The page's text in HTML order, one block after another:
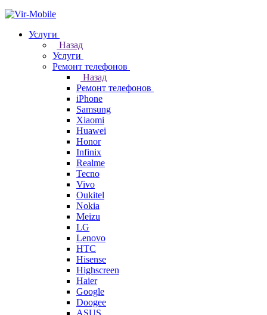
Услуги
Назад
Услуги
Ремонт телефонов
Назад
Ремонт телефонов
iPhone
Samsung
Xiaomi
Huawei
Honor
Infinix
Realme
Tecno
Vivo
Oukitel
Nokia
Meizu
LG
Lenovo
HTC
Hisense
Highscreen
Haier
Google
Doogee
ASUS